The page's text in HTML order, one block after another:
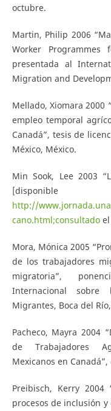
octubre.
Martin, Philip 2006
Worker
presentada al
Migration and
Mellado, Xiomara
empleo temporal
Canadá”, tesis de
México, México.
Min Sook, Lee 2003
http://
cano.html;consultadoel
Mora, Mónica 2005
de los trabajadores
migratoria”,
Internacional
Migrantes, Boca del
Pacheco, Mayra 2004
de Trabajadores
Mexicanos en
Preibisch, Kerry 2004
procesos de inclusión